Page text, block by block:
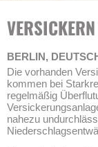
BERLIN,
Die vorhanden
kommen bei
regelmäßig
nahezu